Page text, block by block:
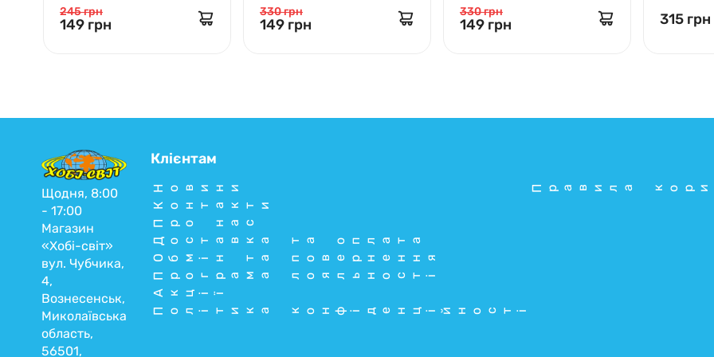
245 грн
149 грн
330 грн
149 грн
330 грн
149 грн 315 грн
Щодня, 8:00
- 17:00
Магазин
«Хобі-світ»
вул. Чубчика,
4,
Вознесенськ,
Миколаївська
область,
56501,
Клієнтам
Новини
Контакти
Про нас
Доставка та оплата
Обмін та повернення
Програма лояльності
Акції
Політика конфіденційності
Правила